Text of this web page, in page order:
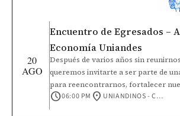
20
AGO
Encuentro de Egresados –
Economía Uniandes
Después de varios años sin
queremos invitarte a ser parte de
para reencontrarnos, fortalecer
seguir construyendo el futuro de
schedule06:00 PM location_on UNIANDINOS - CALLE 92 #16-11